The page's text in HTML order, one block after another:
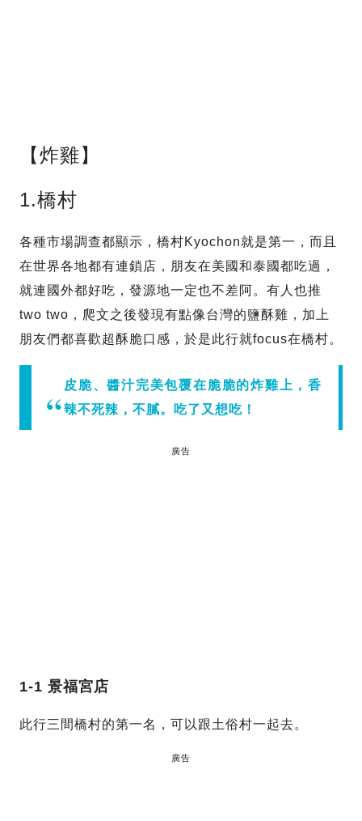
【炸雞】
1.橋村
各種市場調查都顯示，橋村Kyochon就是第一，而且
在世界各地都有連鎖店，朋友在美國和泰國都吃過，
就連國外都好吃，發源地一定也不差阿。有人也推
two two，爬文之後發現有點像台灣的鹽酥雞，加上
朋友們都喜歡超酥脆口感，於是此行就focus在橋村。
皮脆、醬汁完美包覆在脆脆的炸雞上，香
辣不死辣，不膩。吃了又想吃！
廣告
1-1 景福宮店
此行三間橋村的第一名，可以跟土俗村一起去。
廣告